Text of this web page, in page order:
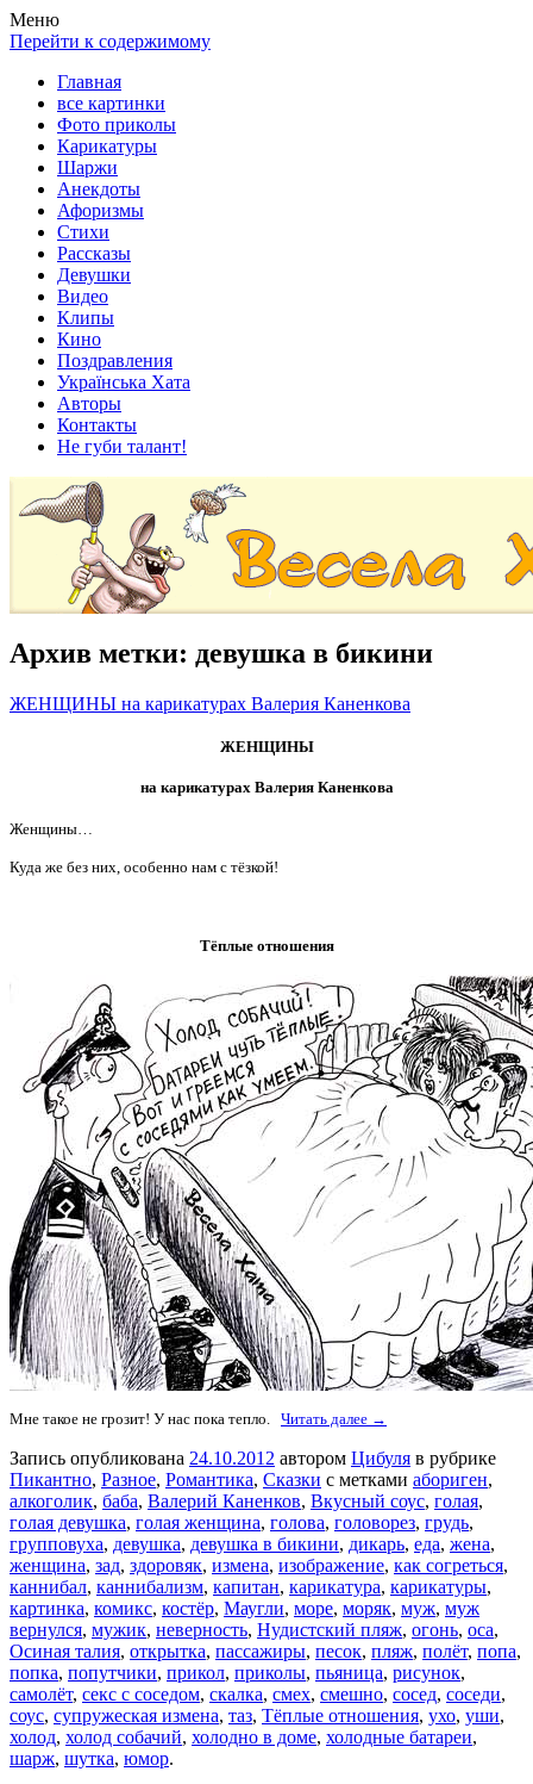
Весела хата — прикольные картинки, смешные истории,
клипы!
Покажем всем ваши фото приколы, карикатуры, шаржи, стихи,
рассказы, видео и песни!
Меню
Перейти к содержимому
Главная
все картинки
Фото приколы
Карикатуры
Шаржи
Анекдоты
Афоризмы
Стихи
Рассказы
Девушки
Видео
Клипы
Кино
Поздравления
Українська Хата
Авторы
Контакты
Не губи талант!
Архив метки: девушка в бикини
ЖЕНЩИНЫ на карикатурах Валерия Каненкова
ЖЕНЩИНЫ
на карикатурах Валерия Каненкова
Женщины…
Куда же без них, особенно нам с тёзкой!
Тёплые отношения
Мне такое не грозит! У нас пока тепло. Читать далее →
Запись опубликована 24.10.2012 автором Цибуля в рубрике
Пикантно, Разное, Романтика, Сказки с метками абориген,
алкоголик, баба, Валерий Каненков, Вкусный соус, голая,
голая девушка, голая женщина, голова, головорез, грудь,
групповуха, девушка, девушка в бикини, дикарь, еда, жена,
женщина, зад, здоровяк, измена, изображение, как согреться,
каннибал, каннибализм, капитан, карикатура, карикатуры,
картинка, комикс, костёр, Маугли, море, моряк, муж, муж
вернулся, мужик, неверность, Нудистский пляж, огонь, оса,
Осиная талия, открытка, пассажиры, песок, пляж, полёт, попа,
попка, попутчики, прикол, приколы, пьяница, рисунок,
самолёт, секс с соседом, скалка, смех, смешно, сосед, соседи,
соус, супружеская измена, таз, Тёплые отношения, ухо, уши,
холод, холод собачий, холодно в доме, холодные батареи,
шарж, шутка, юмор.